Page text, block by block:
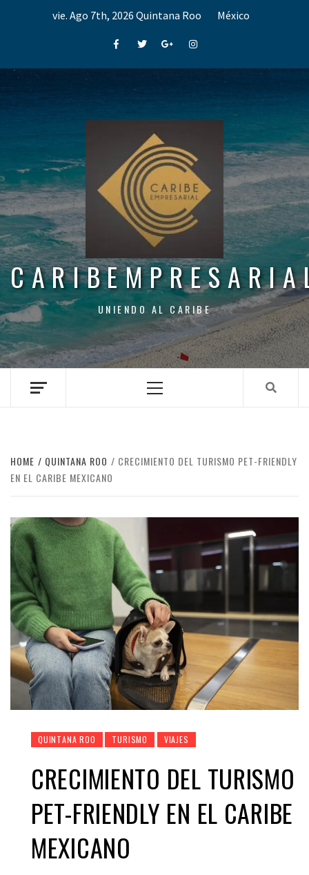
vie. Ago 7th, 2026 Quintana Roo México
FacebookTwitterGoogle+Instagram
UNIENDO AL CARIBE
Menu
HOME QUINTANA ROO
CRECIMIENTO DEL TURISMO PET-FRIENDLY
EN EL CARIBE MEXICANO
QUINTANA ROO TURISMO VIAJES
CRECIMIENTO DEL TURISMO
PET-FRIENDLY EN EL CARIBE
MEXICANO